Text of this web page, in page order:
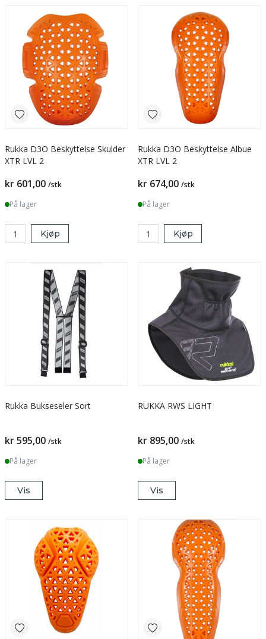
Rukka D3O Beskyttelse Skulder
XTR LVL 2
kr 601,00 /stk
På lager
Kjøp
Rukka D3O Beskyttelse Albue
XTR LVL 2
kr 674,00 /stk
På lager
Kjøp
Rukka Bukseseler Sort
kr 595,00 /stk
På lager
Vis
RUKKA RWS LIGHT
kr 895,00 /stk
På lager
Vis